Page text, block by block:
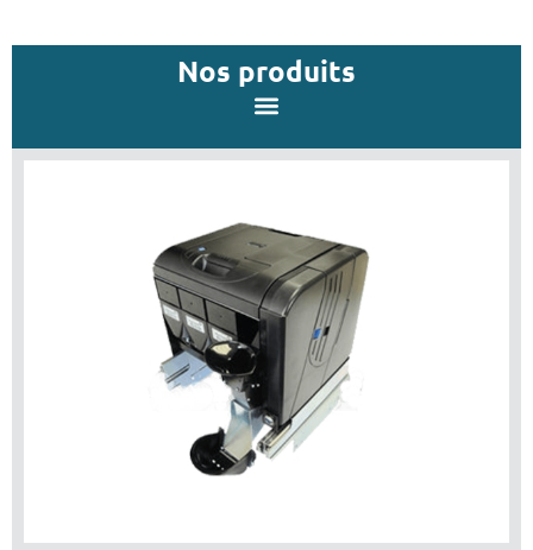
Nos produits